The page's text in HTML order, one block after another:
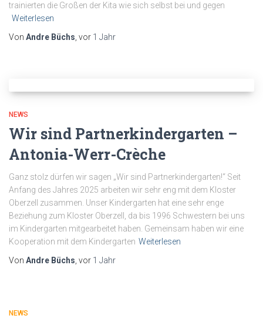
trainierten die Großen der Kita wie sich selbst bei und gegen
Weiterlesen
Von Andre Büchs, vor 1 Jahr
NEWS
Wir sind Partnerkindergarten –
Antonia-Werr-Crèche
Ganz stolz dürfen wir sagen „Wir sind Partnerkindergarten!“ Seit
Anfang des Jahres 2025 arbeiten wir sehr eng mit dem Kloster
Oberzell zusammen. Unser Kindergarten hat eine sehr enge
Beziehung zum Kloster Oberzell, da bis 1996 Schwestern bei uns
im Kindergarten mitgearbeitet haben. Gemeinsam haben wir eine
Kooperation mit dem Kindergarten Weiterlesen
Von Andre Büchs, vor 1 Jahr
NEWS